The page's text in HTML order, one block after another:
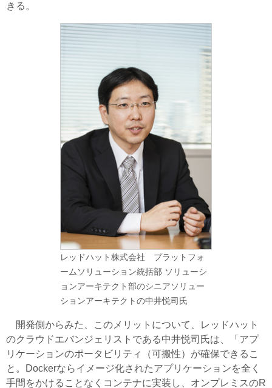
きる。
レッドハット株式会社 プラットフォ
ームソリューション統括部 ソリューシ
ョンアーキテクト部のシニアソリュー
ションアーキテクトの中井悦司氏
開発側からみた、このメリットについて、レッドハット
のクラウドエバンジェリストである中井悦司氏は、「アプ
リケーションのポータビリティ（可搬性）が確保できるこ
と。Dockerならイメージ化されたアプリケーションを全く
手間をかけることなくコンテナに実装し、オンプレミスのR